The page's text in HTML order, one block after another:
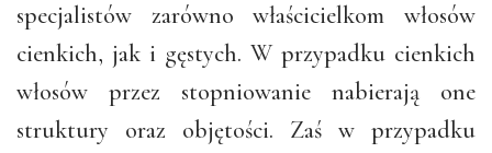
specjalistów zarówno właścicielkom włosów
cienkich, jak i gęstych. W przypadku cienkich
włosów przez stopniowanie nabierają one
struktury oraz objętości. Zaś w przypadku